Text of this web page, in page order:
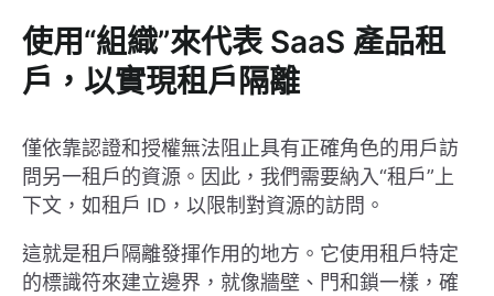
使用“組織”來代表 SaaS 產品租
戶，以實現租戶隔離
僅依靠認證和授權無法阻止具有正確角色的用戶訪
問另一租戶的資源。因此，我們需要納入“租戶”上
下文，如租戶 ID，以限制對資源的訪問。
這就是租戶隔離發揮作用的地方。它使用租戶特定
的標識符來建立邊界，就像牆壁、門和鎖一樣，確